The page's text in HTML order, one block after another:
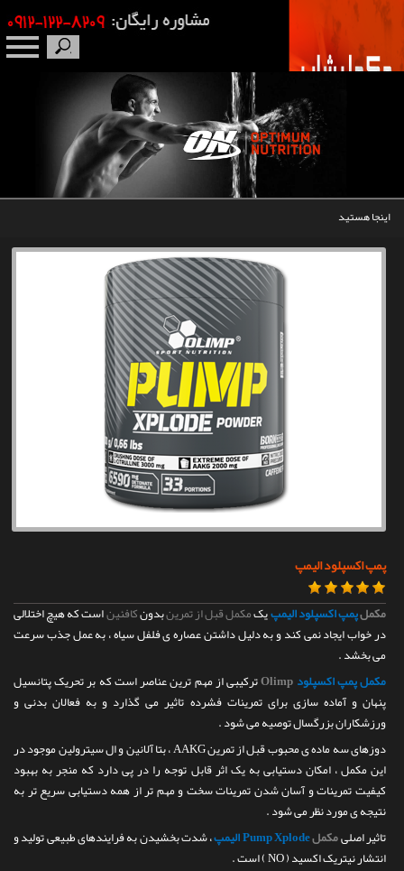
اینجا هستید
پمپ اکسپلود الیمپ
مکملپمپ اکسپلود الیمپیکمکمل قبل از تمرینبدونکافئیناست که هیچ اختلالی
در خواب ایجاد نمی کند و به دلیل داشتن عصاره ی فلفل سیاه ، به عمل جذب سرعت
می بخشد .
مکمل پمپ اکسپلودOlimpترکیبی از مهم ترین عناصر است که بر تحریک پتانسیل
پنهان و آماده سازی برای تمرینات فشرده تاثیر می گذارد و به فعالان بدنی و
ورزشکاران بزرگسال توصیه می شود .
دوزهای سه ماده ی محبوب قبل از تمرین AAKG ، بتا آلانین و ال سیترولین موجود در
این مکمل ، امکان دستیابی به یک اثر قابل توجه را در پی دارد که منجر به بهبود
کیفیت تمرینات و آسان شدن تمرینات سخت و مهم تر از همه دستیابی سریع تر به
نتیجه ی مورد نظر می شود .
تاثیر اصلیمکملPump Xplode الیمپ
، شدت بخشیدن به فرایندهای طبیعی تولید و
انتشار نیتریک اکسید ( NO ) است .